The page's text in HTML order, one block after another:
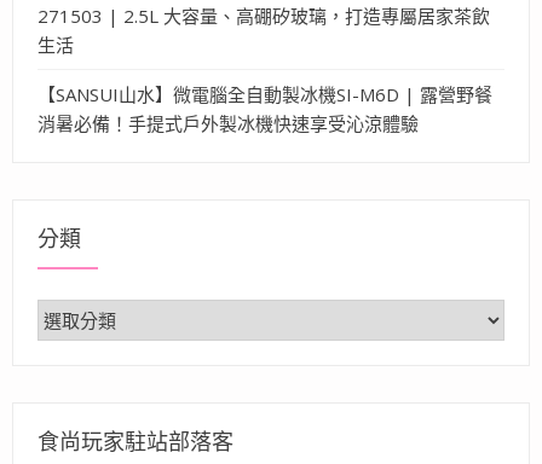
271503 | 2.5L 大容量、高硼矽玻璃，打造專屬居家茶飲
生活
【SANSUI山水】微電腦全自動製冰機SI-M6D | 露營野餐
消暑必備！手提式戶外製冰機快速享受沁涼體驗
分類
分
類
食尚玩家駐站部落客